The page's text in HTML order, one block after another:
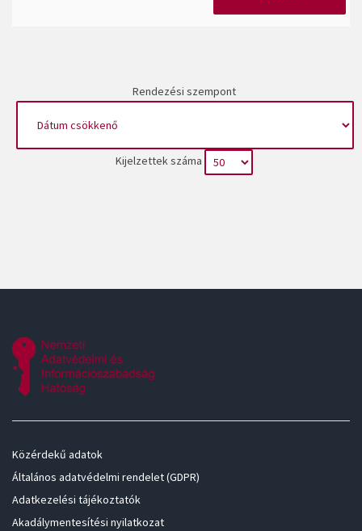
Rendezési szempont
Kijelzettek száma
Közérdekű adatok
Általános adatvédelmi rendelet (GDPR)
Adatkezelési tájékoztatók
Akadálymentesítési nyilatkozat